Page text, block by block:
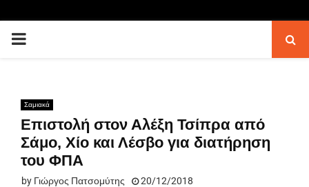
PRIMARY
Σαμιακά
Επιστολή στον Αλέξη Τσίπρα από
Σάμο, Χίο και Λέσβο για διατήρηση
του ΦΠΑ
by Γιώργος Πατσομύτης 20/12/2018